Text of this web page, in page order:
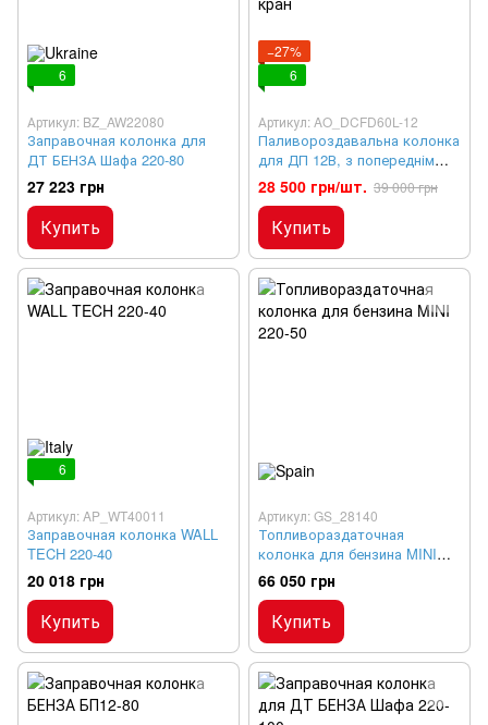
6
Артикул: BZ_AW22080
Заправочная колонка для
ДТ БЕНЗА Шафа 220-80
27 223 грн
Купить
−27%
6
Артикул: AO_DCFD60L-12
Паливороздавальна колонка
для ДП 12В, з попереднім
набором, 50-60 л/хв, 6м
шланга на подачу,
автоматичний кран
28 500 грн/шт. 39 000 грн
Купить
6
Артикул: AP_WT40011
Заправочная колонка WALL
TECH 220-40
20 018 грн
Купить
Артикул: GS_28140
Топливораздаточная
колонка для бензина MINI
220-50
66 050 грн
Купить